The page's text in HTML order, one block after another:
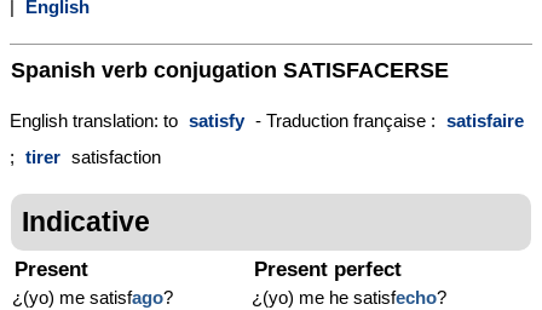
|
English
Spanish verb conjugation SATISFACERSE
English translation: to satisfy - Traduction française : satisfaire
; tirer satisfaction
Indicative
Present
¿(yo) me satisfago?
Present perfect
¿(yo) me he satisfecho?